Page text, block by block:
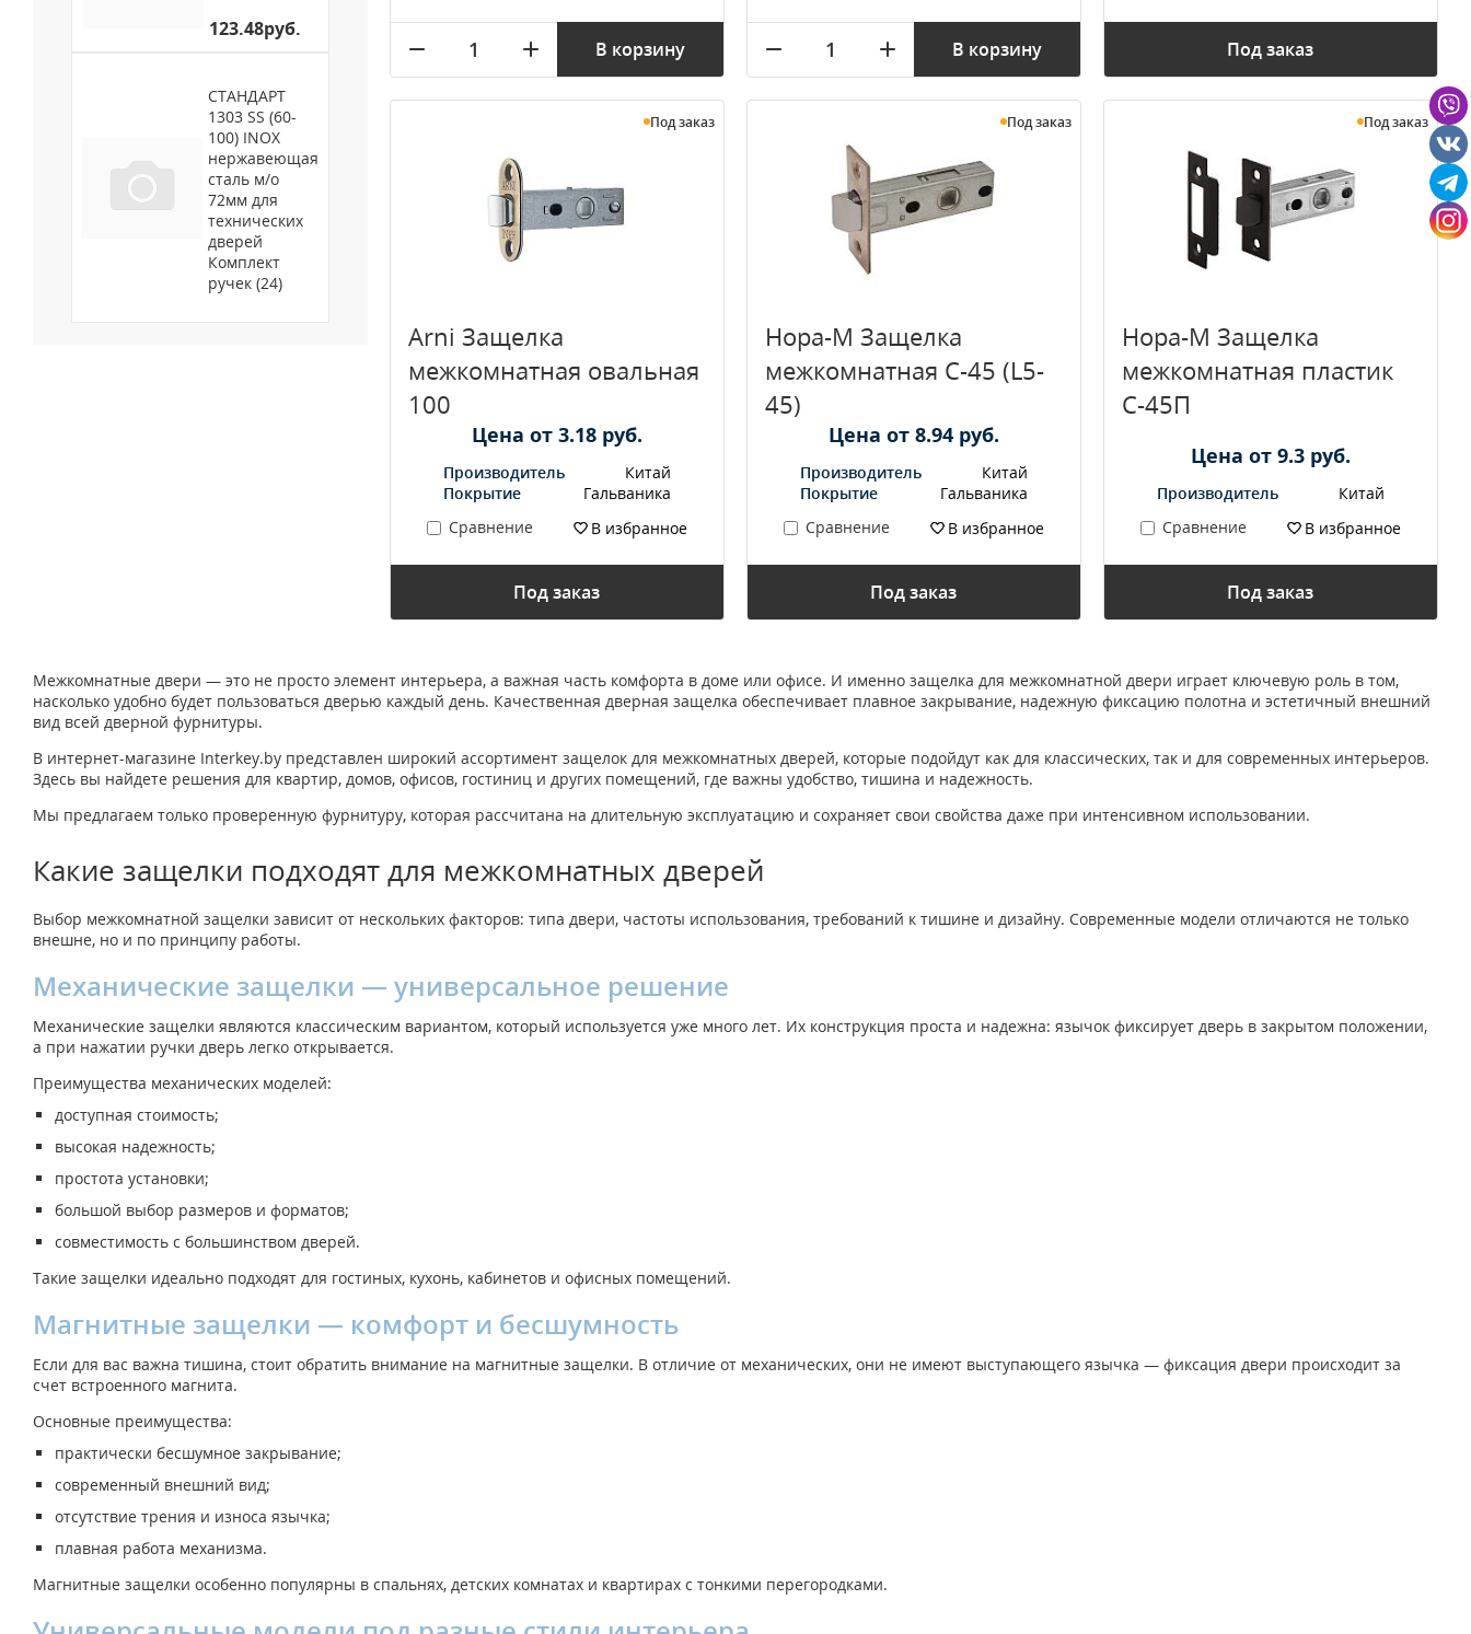
123.48руб.
СТАНДАРТ
1303 SS (60-
100) INOX
нержавеющая
сталь м/о
72мм для
технических
дверей
Комплект
ручек (24)
В корзину В корзину Под заказ
Под заказ
Arni Защелка
межкомнатная овальная
100
Цена от 3.18 руб.
Производитель
Китай
Покрытие
Гальваника
Сравнение
В избранное
Под заказ
Под заказ
Нора-М Защелка
межкомнатная С-45 (L5-
45)
Цена от 8.94 руб.
Производитель
Китай
Покрытие
Гальваника
Сравнение
В избранное
Под заказ
Под заказ
Нора-М Защелка
межкомнатная пластик
С-45П
Цена от 9.3 руб.
Производитель
Китай
Сравнение
В избранное
Под заказ
Межкомнатные двери — это не просто элемент интерьера, а важная часть комфорта в доме или офисе. И именно защелка для межкомнатной двери играет ключевую роль в том,
насколько удобно будет пользоваться дверью каждый день. Качественная дверная защелка обеспечивает плавное закрывание, надежную фиксацию полотна и эстетичный внешний
вид всей дверной фурнитуры.
В интернет-магазине Interkey.by представлен широкий ассортимент защелок для межкомнатных дверей, которые подойдут как для классических, так и для современных интерьеров.
Здесь вы найдете решения для квартир, домов, офисов, гостиниц и других помещений, где важны удобство, тишина и надежность.
Мы предлагаем только проверенную фурнитуру, которая рассчитана на длительную эксплуатацию и сохраняет свои свойства даже при интенсивном использовании.
Какие защелки подходят для межкомнатных дверей
Выбор межкомнатной защелки зависит от нескольких факторов: типа двери, частоты использования, требований к тишине и дизайну. Современные модели отличаются не только
внешне, но и по принципу работы.
Механические защелки — универсальное решение
Механические защелки являются классическим вариантом, который используется уже много лет. Их конструкция проста и надежна: язычок фиксирует дверь в закрытом положении,
а при нажатии ручки дверь легко открывается.
Преимущества механических моделей:
доступная стоимость;
высокая надежность;
простота установки;
большой выбор размеров и форматов;
совместимость с большинством дверей.
Такие защелки идеально подходят для гостиных, кухонь, кабинетов и офисных помещений.
Магнитные защелки — комфорт и бесшумность
Если для вас важна тишина, стоит обратить внимание на магнитные защелки. В отличие от механических, они не имеют выступающего язычка — фиксация двери происходит за
счет встроенного магнита.
Основные преимущества:
практически бесшумное закрывание;
современный внешний вид;
отсутствие трения и износа язычка;
плавная работа механизма.
Магнитные защелки особенно популярны в спальнях, детских комнатах и квартирах с тонкими перегородками.